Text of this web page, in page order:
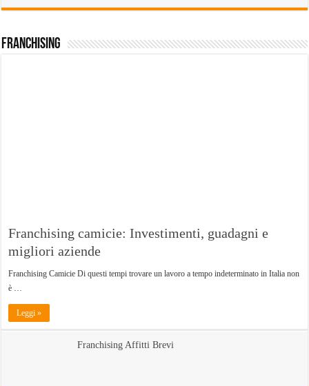
Franchising
Franchising camicie: Investimenti, guadagni e
migliori aziende
Franchising Camicie Di questi tempi trovare un lavoro a tempo indeterminato in Italia non
è …
Leggi »
Franchising Affitti Brevi